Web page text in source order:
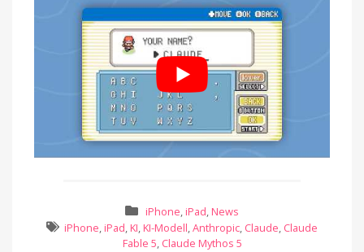
iPhone, iPad, News
iPhone, iPad, KI, KI-Modell,Anthropic, Claude, Claude
Fable 5, Claude Mythos 5